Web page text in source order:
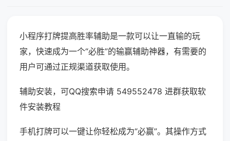
小程序打牌提高胜率辅助是一款可以让一直输的玩
家，快速成为一个“必胜”的输赢辅助神器，有需要的
用户可通过正规渠道获取使用。
辅助安装，可QQ搜索申请 549552478 进群获取软
件安装教程
手机打牌可以一键让你轻松成为“必赢”。其操作方式